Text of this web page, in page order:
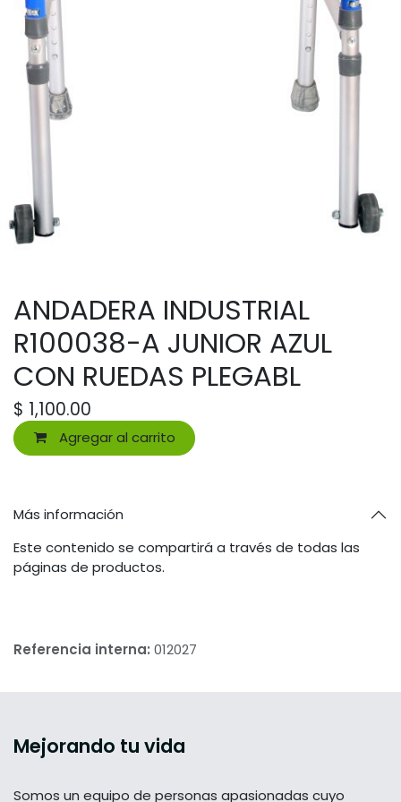
ANDADERA INDUSTRIAL
R100038-A JUNIOR AZUL
CON RUEDAS PLEGABL
$ 1,100.00
Agregar al carrito
Más información
Este contenido se compartirá a través de todas las
páginas de productos.
Referencia interna: 012027
Mejorando tu vida
Somos un equipo de personas apasionadas cuyo